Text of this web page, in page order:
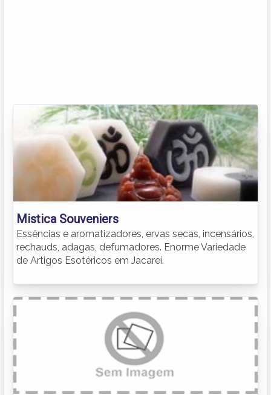
Mistica Souveniers
Essências e aromatizadores, ervas secas, incensários,
rechauds, adagas, defumadores. Enorme Variedade
de Artigos Esotéricos em Jacareí.